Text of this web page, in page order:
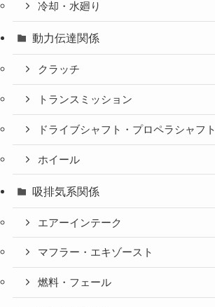
冷却・水廻り
動力伝達関係
クラッチ
トランスミッション
ドライブシャフト・プロペラシャフト
ホイール
吸排気系関係
エアーインテーク
マフラー・エキゾースト
燃料・フェール